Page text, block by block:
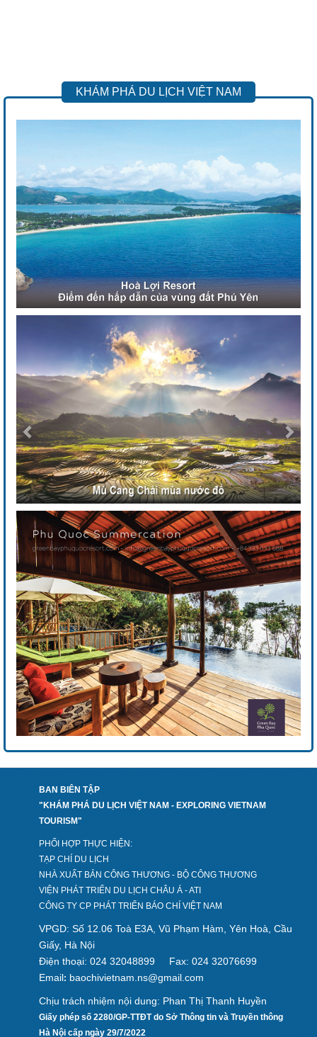
KHÁM PHÁ DU LỊCH VIỆT NAM
BAN BIÊN TẬP
"KHÁM PHÁ DU LỊCH VIỆT NAM - EXPLORING VIETNAM
TOURISM"
PHỐI HỢP THỰC HIỆN:
TẠP CHÍ DU LỊCH
NHÀ XUẤT BẢN CÔNG THƯƠNG - BỘ CÔNG THƯƠNG
VIỆN PHÁT TRIỂN DU LỊCH CHÂU Á - ATI
CÔNG TY CP PHÁT TRIỂN BÁO CHÍ VIỆT NAM
VPGD: Số 12.06 Toà E3A, Vũ Phạm Hàm, Yên Hoà, Cầu
Giấy, Hà Nội
Điện thoại: 024 32048899
Fax: 024 32076699
Email: baochivietnam.ns@gmail.com
Chịu trách nhiệm nội dung: Phan Thị Thanh Huyền
Giấy phép số 2280/GP-TTĐT do Sở Thông tin và Truyền thông
Hà Nội cấp ngày 29/7/2022